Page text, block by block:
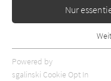
Nur
Essentielle Cookies
Webseite benötigt.
Powered by
sgalinski Cookie Opt In